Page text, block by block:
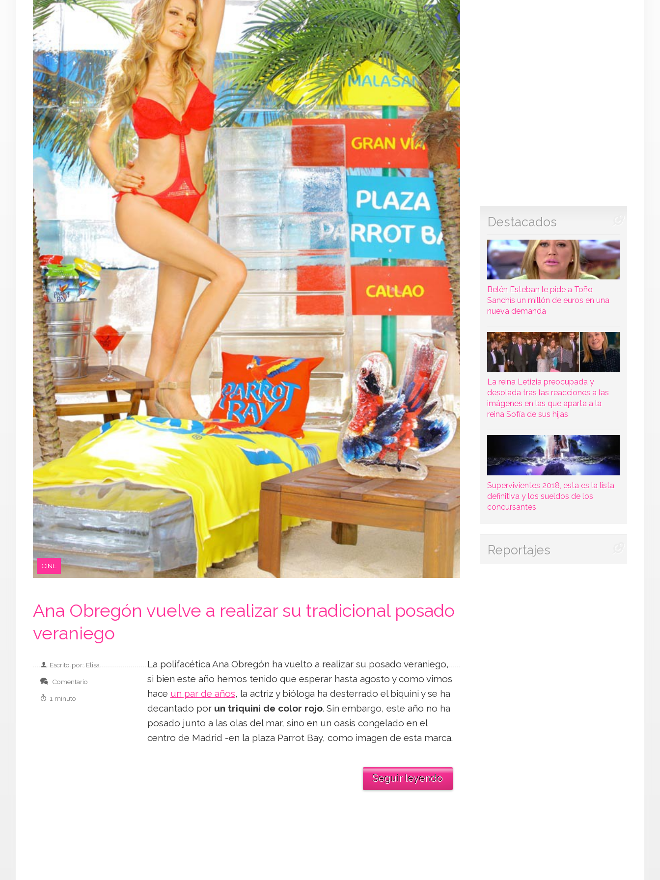
CINE
Ana Obregón vuelve a realizar su tradicional posado
veraniego
Escrito por: Elisa
Comentario
1 minuto
La polifacética Ana Obregón ha vuelto a realizar su posado veraniego,
si bien este año hemos tenido que esperar hasta agosto y como vimos
hace un par de años, la actriz y bióloga ha desterrado el biquini y se ha
decantado por un triquini de color rojo. Sin embargo, este año no ha
posado junto a las olas del mar, sino en un oasis congelado en el
centro de Madrid -en la plaza Parrot Bay, como imagen de esta marca.
Seguir leyendo
Destacados
Belén Esteban le pide a Toño
Sanchís un millón de euros en una
nueva demanda
La reina Letizia preocupada y
desolada tras las reacciones a las
imágenes en las que aparta a la
reina Sofía de sus hijas
Supervivientes 2018, esta es la lista
definitiva y los sueldos de los
concursantes
Reportajes